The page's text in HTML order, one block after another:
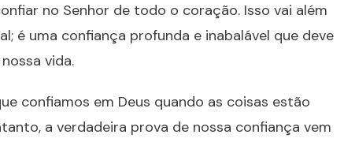
no Senhor de todo o coração. Isso vai além
é uma confiança profunda e inabalável que deve
vida.
confiamos em Deus quando as coisas estão
a verdadeira prova de nossa confiança vem